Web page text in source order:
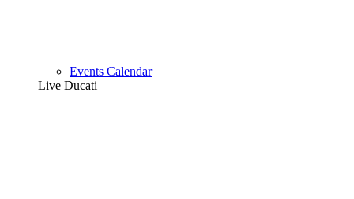
Events Calendar
Live Ducati